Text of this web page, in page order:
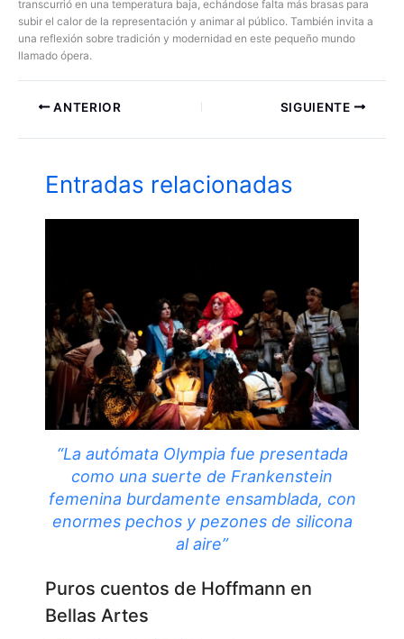
transcurrió en una temperatura baja, echándose falta más brasas para
subir el calor de la representación y animar al público. También invita a
una reflexión sobre tradición y modernidad en este pequeño mundo
llamado ópera.
ANTERIOR SIGUIENTE
Entradas relacionadas
“La autómata Olympia fue presentada
como una suerte de Frankenstein
femenina burdamente ensamblada, con
enormes pechos y pezones de silicona
al aire”
Puros cuentos de Hoffmann en
Bellas Artes